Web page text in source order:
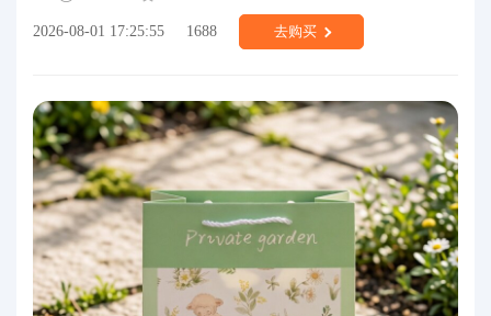
2026-08-01 17:25:55 1688 去购买